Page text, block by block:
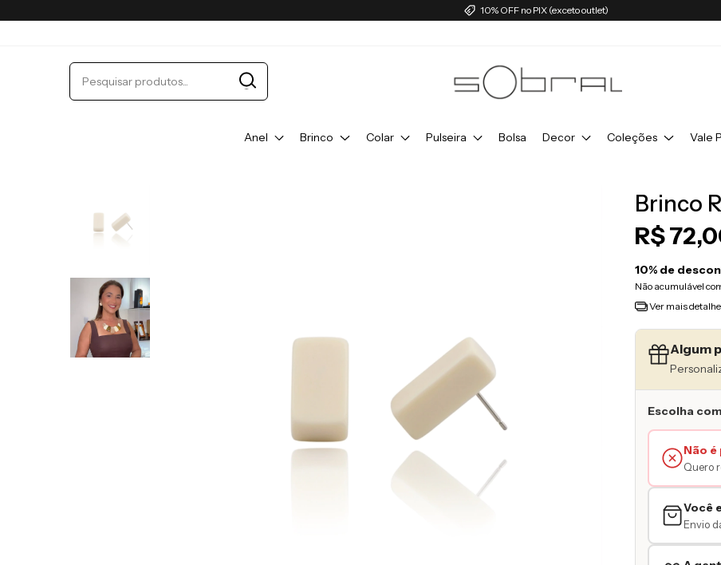
10% OFF no PIX (exceto outlet)
Anel Brinco Colar Pulseira Bolsa Decor Coleções Vale
Brinco
R$
10% de
Não acumulável
Ver mais
Algum
Escolha
Não
Quero
Você
Envio